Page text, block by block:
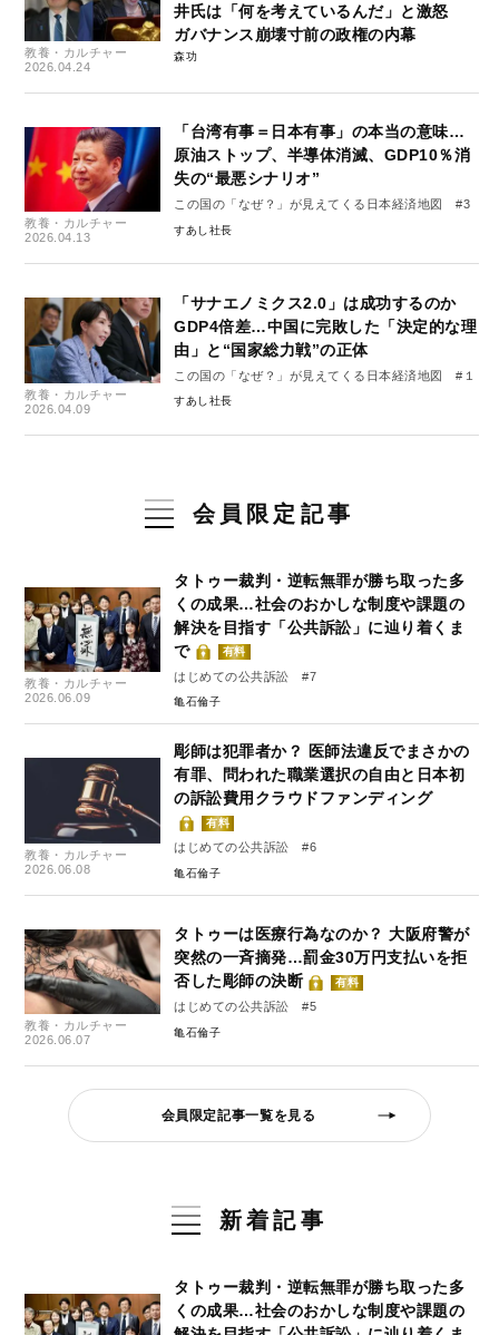
教養・カルチャー
2026.04.24
井氏は「何を考えているんだ」と激怒
ガバナンス崩壊寸前の政権の内幕
森功
教養・カルチャー
2026.04.13
「台湾有事＝日本有事」の本当の意味…
原油ストップ、半導体消滅、GDP10％消
失の“最悪シナリオ”
この国の「なぜ？」が見えてくる日本経済地図 #3
すあし社長
教養・カルチャー
2026.04.09
「サナエノミクス2.0」は成功するのか
GDP4倍差…中国に完敗した「決定的な理
由」と“国家総力戦”の正体
この国の「なぜ？」が見えてくる日本経済地図 #１
すあし社長
会員限定記事
教養・カルチャー
2026.06.09
タトゥー裁判・逆転無罪が勝ち取った多
くの成果…社会のおかしな制度や課題の
解決を目指す「公共訴訟」に辿り着くま
で
有料
はじめての公共訴訟 #7
亀石倫子
教養・カルチャー
2026.06.08
彫師は犯罪者か？ 医師法違反でまさかの
有罪、問われた職業選択の自由と日本初
の訴訟費用クラウドファンディング
有料
はじめての公共訴訟 #6
亀石倫子
教養・カルチャー
2026.06.07
タトゥーは医療行為なのか？ 大阪府警が
突然の一斉摘発…罰金30万円支払いを拒
否した彫師の決断
有料
はじめての公共訴訟 #5
亀石倫子
会員限定記事一覧を見る
新着記事
タトゥー裁判・逆転無罪が勝ち取った多
くの成果…社会のおかしな制度や課題の